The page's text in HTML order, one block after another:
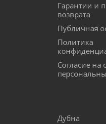
Гарантии и
возврата
Публичная
Политика
Согласие на
Дубна